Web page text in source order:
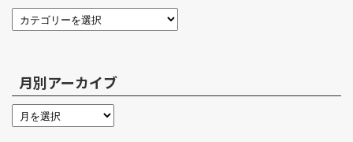
月別アーカイブ